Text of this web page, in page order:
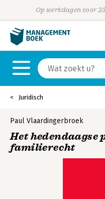
Op werkdagen voor
Juridisch
Paul Vlaardingerbroek
Het hedendaagse
familierecht